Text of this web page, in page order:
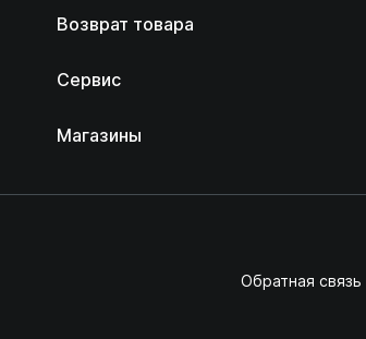
Возврат товара
Сервис
Магазины
Обратная связь